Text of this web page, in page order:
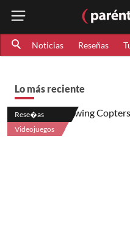
Noticias Reseñas
Lo más reciente
Rese�as
Videojuegos